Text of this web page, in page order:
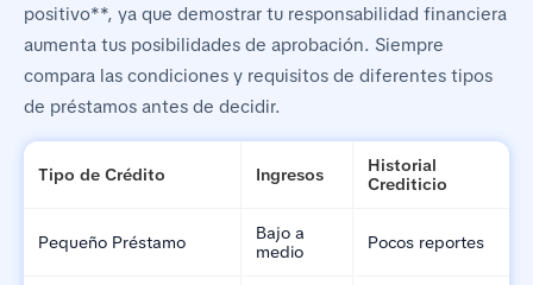
positivo**, ya que demostrar tu responsabilidad financiera
aumenta tus posibilidades de aprobación. Siempre
compara las condiciones y requisitos de diferentes tipos
de préstamos antes de decidir.
Tipo de Crédito Ingresos
Historial
Crediticio
Pequeño Préstamo
Bajo a
medio
Pocos reportes